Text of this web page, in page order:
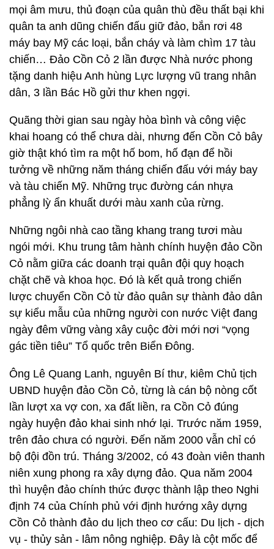
mọi âm mưu, thủ đoạn của quân thù đều thất bại khi
quân ta anh dũng chiến đấu giữ đảo, bắn rơi 48
máy bay Mỹ các loại, bắn cháy và làm chìm 17 tàu
chiến… Đảo Cồn Cỏ 2 lần được Nhà nước phong
tặng danh hiệu Anh hùng Lực lượng vũ trang nhân
dân, 3 lần Bác Hồ gửi thư khen ngợi.
Quãng thời gian sau ngày hòa bình và công việc
khai hoang có thể chưa dài, nhưng đến Cồn Cỏ bây
giờ thật khó tìm ra một hố bom, hố đạn để hồi
tưởng về những năm tháng chiến đấu với máy bay
và tàu chiến Mỹ. Những trục đường cán nhựa
phẳng lỳ ẩn khuất dưới màu xanh của rừng.
Những ngôi nhà cao tầng khang trang tươi màu
ngói mới. Khu trung tâm hành chính huyện đảo Cồn
Cỏ nằm giữa các doanh trại quân đội quy hoạch
chặt chẽ và khoa học. Đó là kết quả trong chiến
lược chuyển Cồn Cỏ từ đảo quân sự thành đảo dân
sự kiểu mẫu của những người con nước Việt đang
ngày đêm vững vàng xây cuộc đời mới nơi “vọng
gác tiền tiêu” Tổ quốc trên Biển Đông.
Ông Lê Quang Lanh, nguyên Bí thư, kiêm Chủ tịch
UBND huyện đảo Cồn Cỏ, từng là cán bộ nòng cốt
lần lượt xa vợ con, xa đất liền, ra Cồn Cỏ đúng
ngày huyện đảo khai sinh nhớ lại. Trước năm 1959,
trên đảo chưa có người. Đến năm 2000 vẫn chỉ có
bộ đội đồn trú. Tháng 3/2002, có 43 đoàn viên thanh
niên xung phong ra xây dựng đảo. Qua năm 2004
thì huyện đảo chính thức được thành lập theo Nghi
định 74 của Chính phủ với định hướng xây dựng
Cồn Cỏ thành đảo du lịch theo cơ cấu: Du lịch - dịch
vụ - thủy sản - lâm nông nghiệp. Đây là cột mốc để